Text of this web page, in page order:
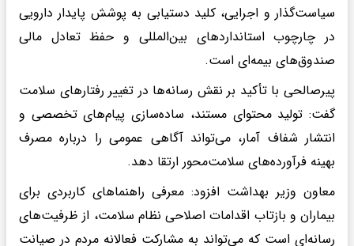
سیاست‌گذار و اجرایی، کلید دستیابی به پوشش پایدار دارویی
در چارچوب استانداردهای بین‌المللی و حفظ تعادل مالی
صندوق‌های بیمه‌ای است.
پیرصالحی با تأکید بر نقش رسانه‌ها در تغییر رفتارهای سلامت
گفت: تولید محتوای مستند، ساده‌سازی پیام‌های تخصصی و
انتشار شفاف آمار، می‌تواند آگاهی عمومی را درباره مصرف
بهینه فرآورده‌های سلامت‌محور ارتقا دهد.
معاون وزیر بهداشت افزود: معرفی راهنماهای کاربردی برای
بیماران و بازتاب اقدامات اصلاحی نظام سلامت، از ظرفیت‌های
رسانه‌ای است که می‌تواند به مشارکت فعالانه مردم در صیانت